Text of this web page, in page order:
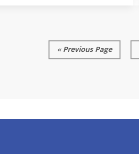
« Previous Page